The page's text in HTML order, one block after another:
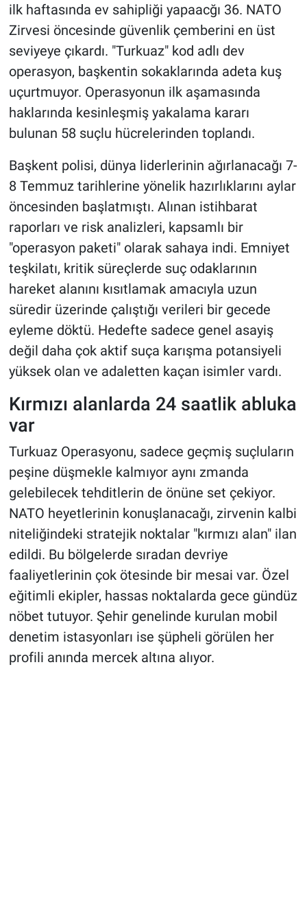
ilk haftasında ev sahipliği yapaacğı 36. NATO
Zirvesi öncesinde güvenlik çemberini en üst
seviyeye çıkardı. "Turkuaz" kod adlı dev
operasyon, başkentin sokaklarında adeta kuş
uçurtmuyor. Operasyonun ilk aşamasında
haklarında kesinleşmiş yakalama kararı
bulunan 58 suçlu hücrelerinden toplandı.
Başkent polisi, dünya liderlerinin ağırlanacağı 7-
8 Temmuz tarihlerine yönelik hazırlıklarını aylar
öncesinden başlatmıştı. Alınan istihbarat
raporları ve risk analizleri, kapsamlı bir
"operasyon paketi" olarak sahaya indi. Emniyet
teşkilatı, kritik süreçlerde suç odaklarının
hareket alanını kısıtlamak amacıyla uzun
süredir üzerinde çalıştığı verileri bir gecede
eyleme döktü. Hedefte sadece genel asayiş
değil daha çok aktif suça karışma potansiyeli
yüksek olan ve adaletten kaçan isimler vardı.
Kırmızı alanlarda 24 saatlik abluka
var
Turkuaz Operasyonu, sadece geçmiş suçluların
peşine düşmekle kalmıyor aynı zmanda
gelebilecek tehditlerin de önüne set çekiyor.
NATO heyetlerinin konuşlanacağı, zirvenin kalbi
niteliğindeki stratejik noktalar "kırmızı alan" ilan
edildi. Bu bölgelerde sıradan devriye
faaliyetlerinin çok ötesinde bir mesai var. Özel
eğitimli ekipler, hassas noktalarda gece gündüz
nöbet tutuyor. Şehir genelinde kurulan mobil
denetim istasyonları ise şüpheli görülen her
profili anında mercek altına alıyor.